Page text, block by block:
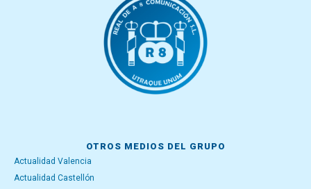
OTROS MEDIOS DEL GRUPO
Actualidad Valencia
Actualidad Castellón